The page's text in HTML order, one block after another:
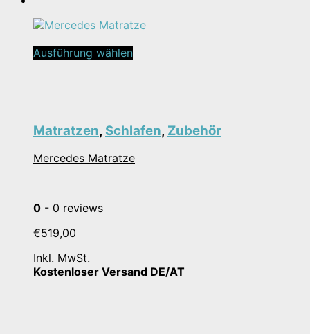
Ausführung wählen
Die
können
Matratzen, Schlafen, Zubehör
Mercedes Matratze
0 - 0 reviews
€519,00
Inkl. MwSt.
Kostenloser Versand DE/AT